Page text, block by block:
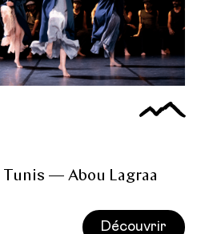
Tunis — Abou Lagraa
Découvrir